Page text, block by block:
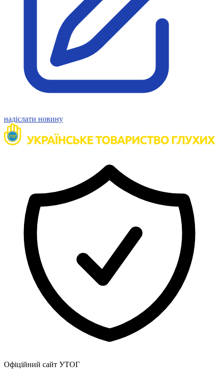
Документи ВФГ
Міжнародні документи
надіслати новину
Офіційний сайт УТОГ